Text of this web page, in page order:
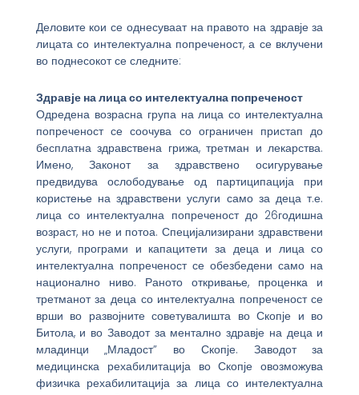
Деловите кои се однесуваат на правото на здравје за
лицата со интелектуална попреченост, а се вклучени
во поднесокот се следните:
Здравје на лица со интелектуална попреченост
Одредена возрасна група на лица со интелектуална
попреченост се соочува со ограничен пристап до
бесплатна здравствена грижа, третман и лекарства.
Имено, Законот за здравствено осигурување
предвидува ослободување од партиципација при
користење на здравствени услуги само за деца т.е.
лица со интелектуална попреченост до 26годишна
возраст, но не и потоа. Специјализирани здравствени
услуги, програми и капацитети за деца и лица со
интелектуална попреченост се обезбедени само на
национално ниво. Раното откривање, проценка и
третманот за деца со интелектуална попреченост се
врши во развојните советувалишта во Скопје и во
Битола, и во Заводот за ментално здравје на деца и
младинци „Младост” во Скопје. Заводот за
медицинска рехабилитација во Скопје овозможува
физичка рехабилитација за лица со интелектуална